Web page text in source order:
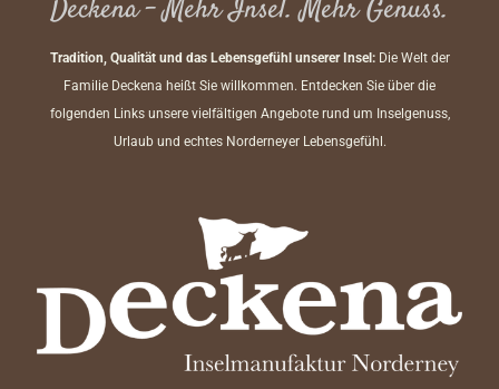
Deckena – Mehr Insel. Mehr Genuss.
Tradition, Qualität und das Lebensgefühl unserer Insel:Die Welt der
Familie Deckena heißt Sie willkommen. Entdecken Sie über die
folgenden Links unsere vielfältigen Angebote rund um Inselgenuss,
Urlaub und echtes Norderneyer Lebensgefühl.